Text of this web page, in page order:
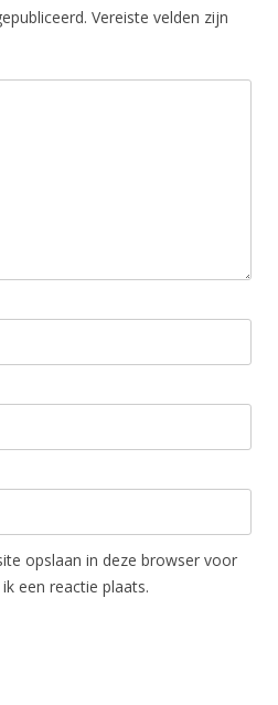
Vereiste velden zijn
opslaan in deze browser voor
een reactie plaats.